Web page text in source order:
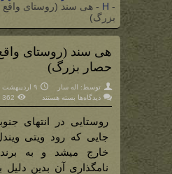
-
H
- هی سند (روستای واقع
بزرگ)
هی سند (روستای واقع
حصار بزرگ)
توسط: اله سار
۹ اردیبهشت ۱۳۹۰
دیدگاه‌ها برای
(روستای
واقع
بر
انتهای
حصار
بزرگ)
بسته هستند 362 نمایش
روستایی در انتهای
جایی که رود ویتی
خارج میشد و به
نامگذاری آن بدین دلیل